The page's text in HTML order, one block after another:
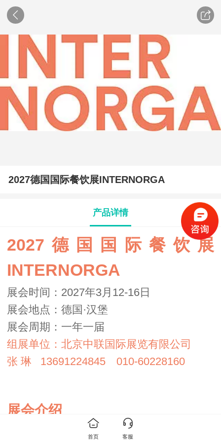
2027德国国际餐饮展INTERNORGA
产品详情
2027德国国际餐饮展
INTERNORGA
展会时间：2027年3月12-16日
展会地点：德国·汉堡
展会周期：一年一届
组展单位：北京中联国际展览有限公司
张 琳 13691224845 ‍010-60228160
展会介绍
德国汉堡国际餐饮酒店展拥有独一无二
首页 客服